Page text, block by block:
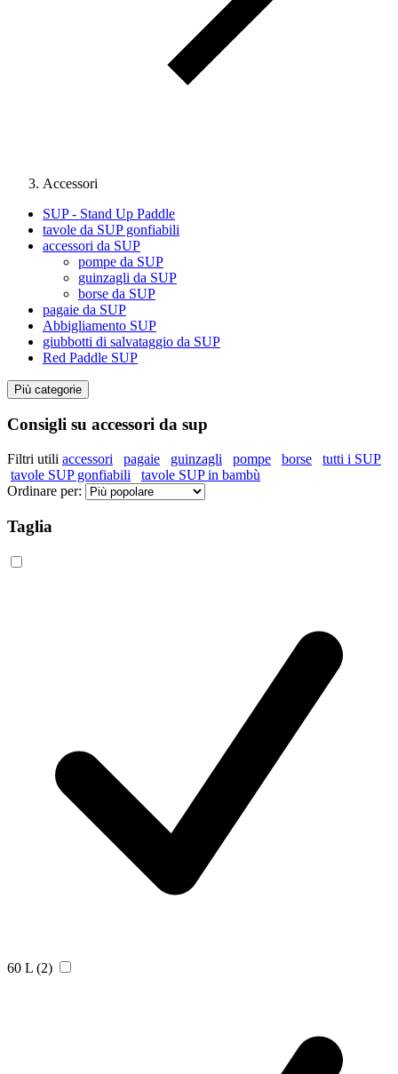
Accessori
SUP - Stand Up Paddle
tavole da SUP gonfiabili
accessori da SUP
pompe da SUP
guinzagli da SUP
borse da SUP
pagaie da SUP
Abbigliamento SUP
giubbotti di salvataggio da SUP
Red Paddle SUP
Più categorie
Consigli su accessori da sup
Filtri utili accessori pagaie guinzagli pompe borse
tutti i SUP
tavole SUP gonfiabili
tavole SUP in bambù
Ordinare per:
Taglia
60 L (2)